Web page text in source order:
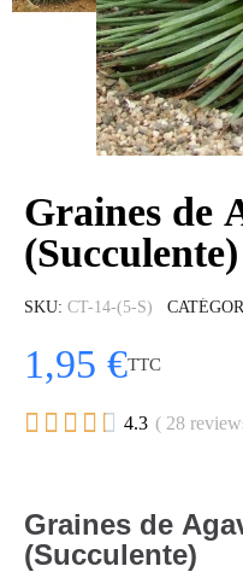
Graines de
(Succulente)
SKU CT-14-(5-S)
1,95 €TTC
     4.3 ( 28
Graines de
(Succulente)